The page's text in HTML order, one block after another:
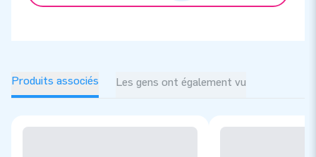
Produits associés Les gens ont également vu